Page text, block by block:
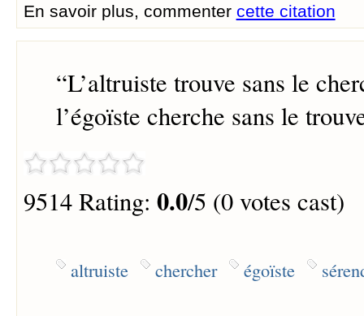
En savoir plus, commenter cette citation
“L’altruiste trouve sans le
l’égoïste cherche sans le
9514 Rating: 0.0/5 (0 votes cast)
altruiste chercher égoïste